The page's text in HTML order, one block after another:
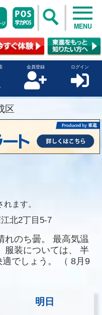
MENU
会員登録 ログイン
区
ます。
北2丁目5-7
れのち曇。
最高気温
服装については、
半
でしょう。
（ 8月9
明日